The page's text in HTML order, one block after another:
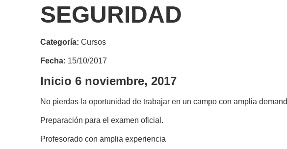
SEGURIDAD
Categoría: Cursos
Fecha: 15/10/2017
Inicio 6 noviembre, 2017
No pierdas la oportunidad de trabajar en un campo con amplia
Preparación para el examen oficial.
Profesorado con amplia experiencia